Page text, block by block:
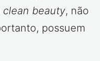
clean beauty, não
possuem